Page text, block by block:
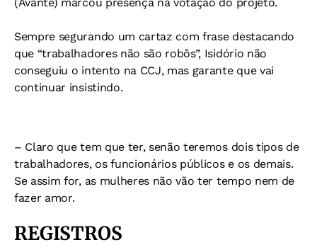
Sempre segurando um cartaz com frase destacando
que “trabalhadores não são robôs”, Isidório não
conseguiu o intento na CCJ, mas garante que vai
continuar insistindo.
– Claro que tem que ter, senão teremos dois tipos de
trabalhadores, os funcionários públicos e os demais.
Se assim for, as mulheres não vão ter tempo nem de
fazer amor.
REGISTROS